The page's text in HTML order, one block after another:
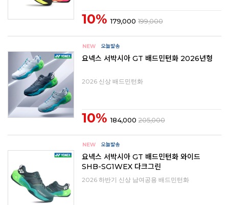
10% 179,000 199,000
요넥스 서박시아 GT 배드민턴화 2026년형
2026 신상 배드민턴화
10% 184,000 205,000
요넥스 서박시아 GT 배드민턴화 와이드
SHB-SG1WEX 다크그린
2026 하반기 신상 남여공용 배드민턴화